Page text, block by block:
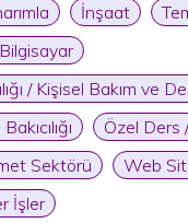
İnşaat
/ Kişisel Bakım ve
Özel Ders
Sektörü
Web
İşler